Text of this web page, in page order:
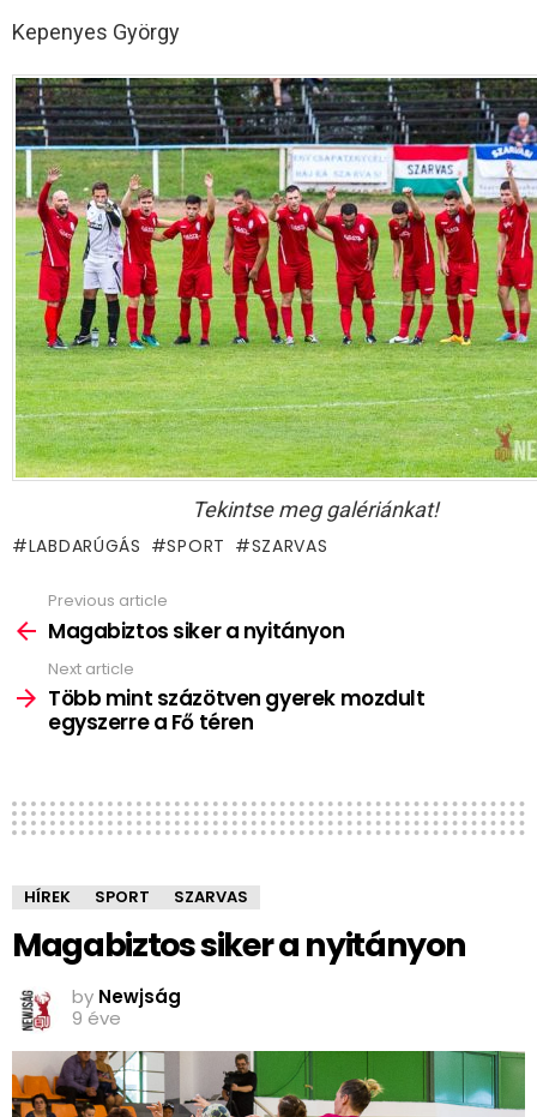
Kepenyes György
Tekintse meg galériánkat!
LABDARÚGÁS SPORT SZARVAS
more
Previous article
Magabiztos siker a nyitányon
Next article
Több mint százötven gyerek mozdult
egyszerre a Fő téren
HÍREK SPORT SZARVAS
Magabiztos siker a nyitányon
by Newjság
9 éve